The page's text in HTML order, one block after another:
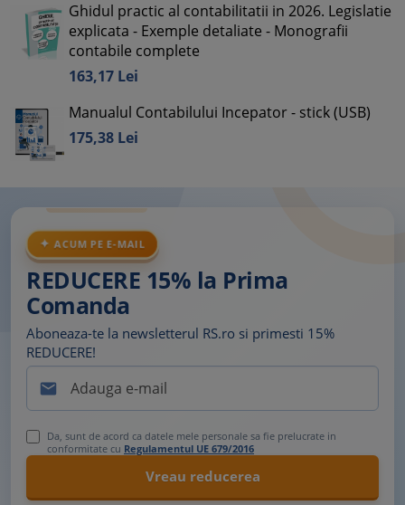
Ghidul practic al contabilitatii in 2026. Legislatie
explicata - Exemple detaliate - Monografii
contabile complete
163,17 Lei
Manualul Contabilului Incepator - stick (USB)
175,38 Lei
ACUM PE E-MAIL
REDUCERE 15% la Prima
Comanda
Aboneaza-te la newsletterul RS.ro si primesti 15%
REDUCERE!

Da, sunt de acord ca datele mele personale sa fie prelucrate in
conformitate cu Regulamentul UE 679/2016